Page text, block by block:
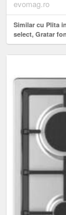
evomag.ro
Similar cu Plita
select, Gratar